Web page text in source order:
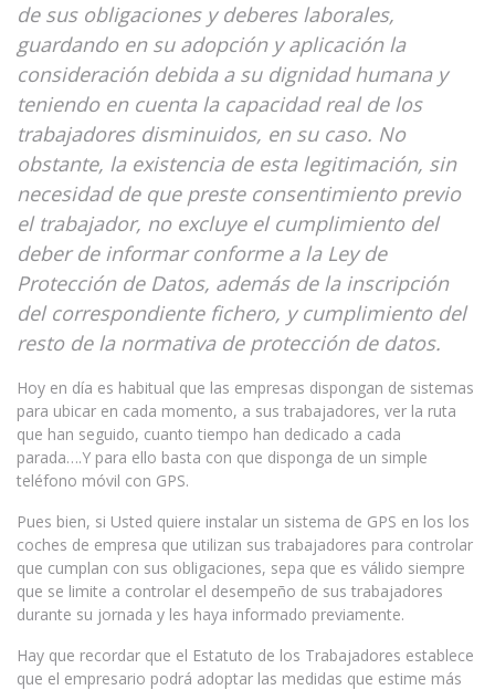
de sus obligaciones y deberes laborales,
guardando en su adopción y aplicación la
consideración debida a su dignidad humana y
teniendo en cuenta la capacidad real de los
trabajadores disminuidos, en su caso. No
obstante, la existencia de esta legitimación, sin
necesidad de que preste consentimiento previo
el trabajador, no excluye el cumplimiento del
deber de informar conforme a la Ley de
Protección de Datos, además de la inscripción
del correspondiente fichero, y cumplimiento del
resto de la normativa de protección de datos.
Hoy en día es habitual que las empresas dispongan de sistemas
para ubicar en cada momento, a sus trabajadores, ver la ruta
que han seguido, cuanto tiempo han dedicado a cada
parada….Y para ello basta con que disponga de un simple
teléfono móvil con GPS.
Pues bien, si Usted quiere instalar un sistema de GPS en los los
coches de empresa que utilizan sus trabajadores para controlar
que cumplan con sus obligaciones, sepa que es válido siempre
que se limite a controlar el desempeño de sus trabajadores
durante su jornada y les haya informado previamente.
Hay que recordar que el Estatuto de los Trabajadores establece
que el empresario podrá adoptar las medidas que estime más